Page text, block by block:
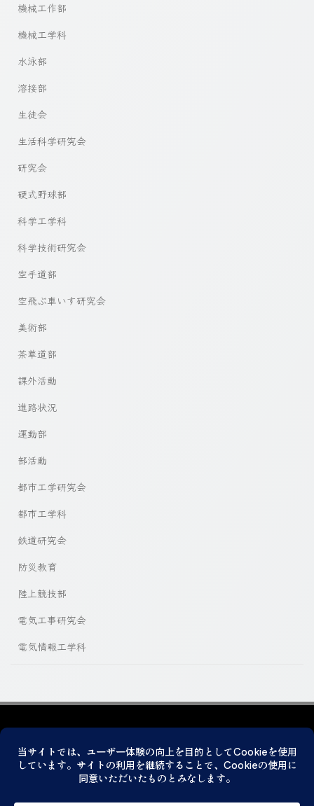
機械工作部
機械工学科
水泳部
溶接部
生徒会
生活科学研究会
研究会
硬式野球部
科学工学科
科学技術研究会
空手道部
空飛ぶ車いす研究会
美術部
茶華道部
課外活動
進路状況
運動部
部活動
都市工学研究会
都市工学科
鉄道研究会
防災教育
陸上競技部
電気工事研究会
電気情報工学科
© 2026 神戸市立科学技術高等学校